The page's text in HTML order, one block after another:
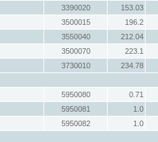
3390020
153.03
3500015
196.2
3550040
212.04
3500070
223.1
3730010
234.78
5950080
0.71
5950081
1.0
5950082
1.0